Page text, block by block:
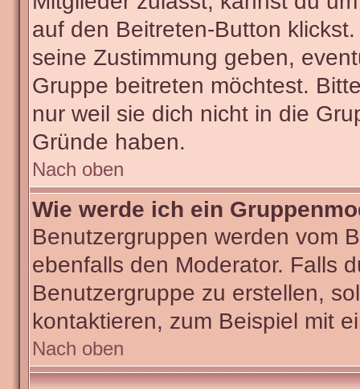
auf den Beitreten-Button
seine Zustimmung geben,
Gruppe beitreten möchtest.
nur weil sie dich nicht in die
Gründe haben.
Nach oben
Wie werde ich ein
Benutzergruppen werden vom
ebenfalls den Moderator. Falls
Benutzergruppe zu erstellen,
kontaktieren, zum Beispiel mit
Nach oben